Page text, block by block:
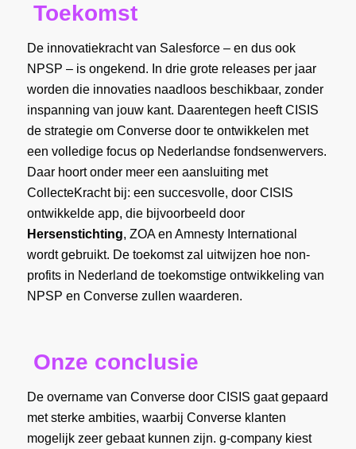
Toekomst
De innovatiekracht van Salesforce – en dus ook
NPSP – is ongekend. In drie grote releases per jaar
worden die innovaties naadloos beschikbaar, zonder
inspanning van jouw kant. Daarentegen heeft CISIS
de strategie om Converse door te ontwikkelen met
een volledige focus op Nederlandse fondsenwervers.
Daar hoort onder meer een aansluiting met
CollecteKracht bij: een succesvolle, door CISIS
ontwikkelde app, die bijvoorbeeld door
Hersenstichting, ZOA en Amnesty International
wordt gebruikt. De toekomst zal uitwijzen hoe non-
profits in Nederland de toekomstige ontwikkeling van
NPSP en Converse zullen waarderen.
Onze conclusie
De overname van Converse door CISIS gaat gepaard
met sterke ambities, waarbij Converse klanten
mogelijk zeer gebaat kunnen zijn. g-company kiest